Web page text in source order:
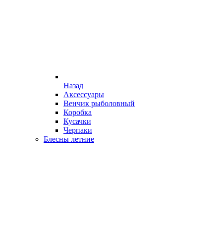
Назад
Аксессуары
Венчик рыболовный
Коробка
Кусачки
Черпаки
Блесны летние